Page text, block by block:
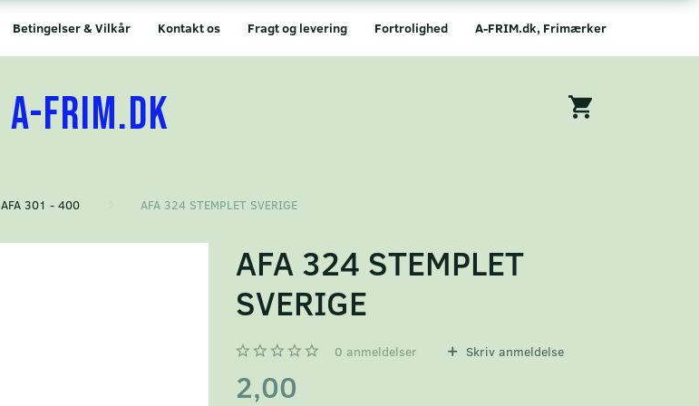
A-FRIM.dk, Frimærker
Fortrolighed
Fragt og levering
Kontakt os
Betingelser & Vilkår
A-FRIM.DK
AFA 301 - 400 AFA 324 STEMPLET SVERIGE
AFA 324 STEMPLET
SVERIGE
0 anmeldelser Skriv anmeldelse
2,00